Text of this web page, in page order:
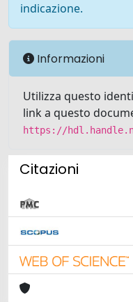
indicazione.
Informazioni
Utilizza questo
link a questo
https://
Citazioni